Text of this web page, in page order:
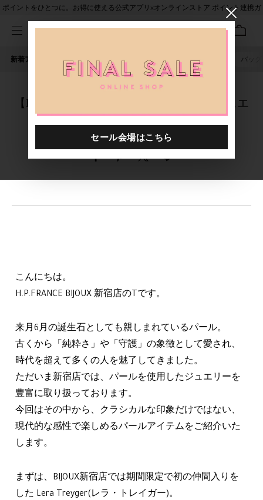
ポイントをひとつに。お得に使える公式アプリ×オンラインストア ポイント連携ガ
新着アイテム 人気ワード セール 40th限定 バッグ
【BIJOUX新宿店】6月を彩る、パールジュエ
リー Vol.1
こんにちは。
H.P.FRANCE BIJOUX 新宿店のTです。
来月6月の誕生石としても親しまれているパール。
古くから「純粋さ」や「守護」の象徴として愛され、
時代を超えて多くの人を魅了してきました。
ただいま新宿店では、パールを使用したジュエリーを
豊富に取り扱っております。
今回はその中から、クラシカルな印象だけではない、
現代的な感性で楽しめるパールアイテムをご紹介いた
します。
まずは、BIJOUX新宿店では期間限定で初の仲間入りを
した Lera Treyger(レラ・トレイガー)。